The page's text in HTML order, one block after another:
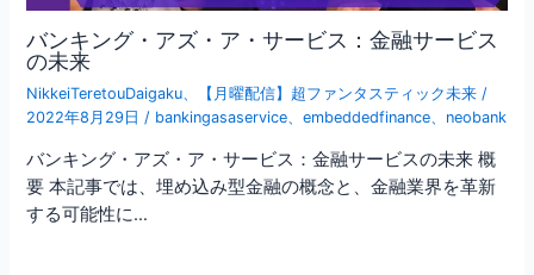
バンキング・アズ・ア・サービス：金融サービス
の未来
NikkeiTeretouDaigaku 【月曜配信】超ファンタスティック未来 /
2022年8月29日 / bankingasaservice 、embeddedfinance neobank
バンキング・アズ・ア・サービス：金融サービスの未来 概
要 本記事では、埋め込み型金融の概念と、金融業界を革新
する可能性に…